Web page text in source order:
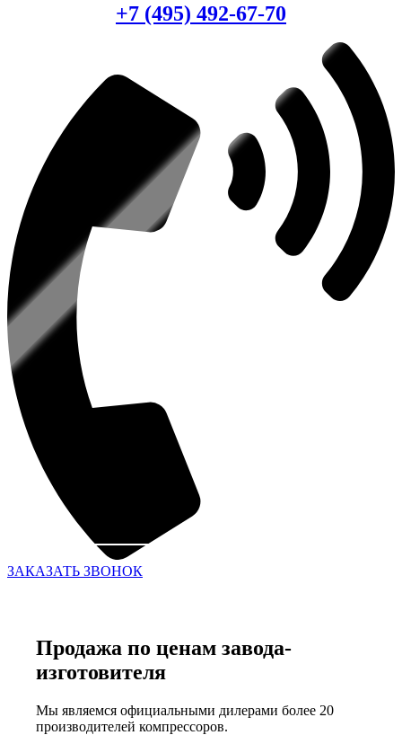
+7 (495) 492-67-70
ЗАКАЗАТЬ ЗВОНОК
Продажа по ценам завода-
изготовителя
Мы являемся официальными дилерами более 20
производителей компрессоров.